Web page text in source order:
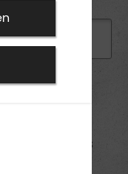
zur Kenntnis